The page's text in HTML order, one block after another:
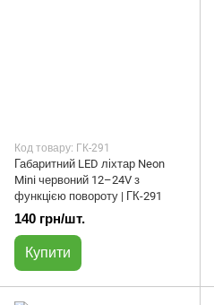
Код товару: ГК-291
Габаритний LED ліхтар Neon
Mini червоний 12–24V з
функцією повороту | ГК-291
140 грн/шт.
Купити